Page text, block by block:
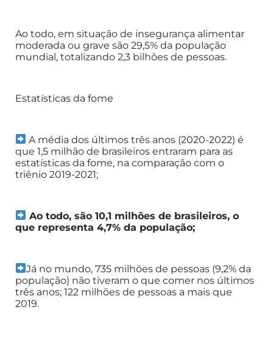
Ao todo, em situação de insegurança alimentar
moderada ou grave são 29,5% da população
mundial, totalizando 2,3 bilhões de pessoas.
Estatísticas da fome
A média dos últimos três anos (2020-2022) é
que 1,5 milhão de brasileiros entraram para as
estatísticas da fome, na comparação com o
triênio 2019-2021;
Ao todo, são 10,1 milhões de brasileiros, o
que representa 4,7% da população;
Já no mundo, 735 milhões de pessoas (9,2% da
população) não tiveram o que comer nos últimos
três anos; 122 milhões de pessoas a mais que
2019.